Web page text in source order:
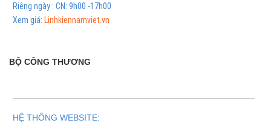
Riêng ngày : CN: 9h00 -17h00
Xem giá: Linhkiennamviet.vn
BỘ CÔNG THƯƠNG
HỆ THỐNG WEBSITE: